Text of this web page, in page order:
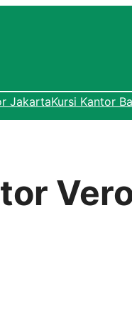
JakartaKursi Kantor